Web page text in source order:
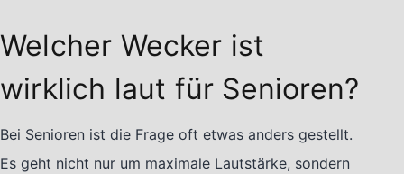
Welcher Wecker ist
wirklich laut für Senioren?
Bei Senioren ist die Frage oft etwas anders gestellt.
Es geht nicht nur um maximale Lautstärke, sondern